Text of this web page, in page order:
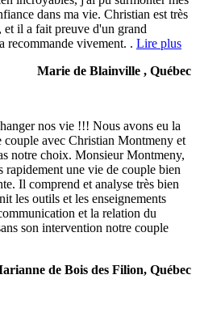
dans ma vie. Christian est très
et il a fait preuve d'un grand
recommande vivement. . Lire plus
Marie de Blainville , Québec
nos vie !!! Nous avons eu la
couple avec Christian Montmeny et
notre choix. Monsieur Montmeny,
rapidement une vie de couple bien
Il comprend et analyse très bien
les outils et les enseignements
et la relation du
son intervention notre couple
de Bois des Filion, Québec